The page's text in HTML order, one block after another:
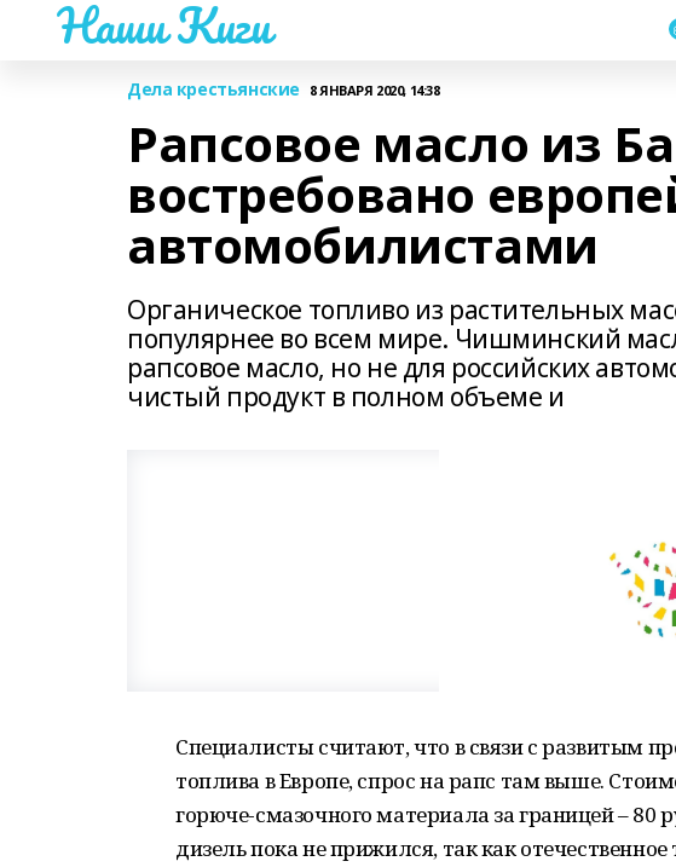
Наши Киги
Дела крестьянские 8 ЯНВАРЯ 2020, 14:38
Рапсовое масло из
востребовано
автомобилистами
Органическое топливо из растительных
популярнее во всем мире. Чишминский
рапсовое масло, но не для российских
чистый продукт в полном объеме и
Специалисты считают, что в связи с развитым
топлива в Европе, спрос на рапс там выше.
горюче-смазочного материала за границей – 80
дизель пока не прижился, так как